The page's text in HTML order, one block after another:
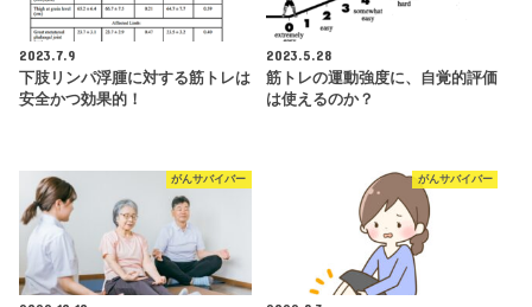
2023.7.9
下肢リンパ浮腫に対する筋トレは
安全かつ効果的！
2023.5.28
筋トレの運動強度に、自覚的評価
は使えるのか？
がんサバイバー がんサバイバー